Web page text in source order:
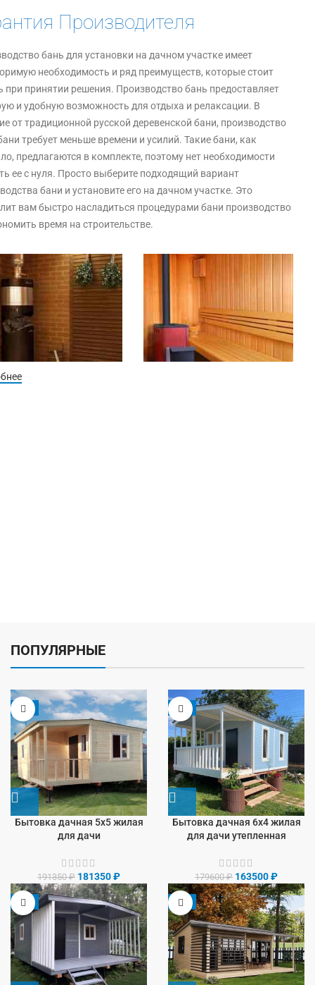
Производителя
бань для установки на дачном участке имеет
необходимость и ряд преимуществ, которые стоит
при принятии решения. Производство бань предоставляет
и удобную возможность для отдыха и релаксации. В
от традиционной русской деревенской бани, производство
требует меньше времени и усилий. Такие бани, как
предлагаются в комплекте, поэтому нет необходимости
ее с нуля. Просто выберите подходящий вариант
бани и установите его на дачном участке. Это
вам быстро насладиться процедурами бани производство
время на строительстве.
ПОПУЛЯРНЫЕ
-5%
Бытовка дачная 5х5 жилая
для дачи
191350₽ 181350₽
-9%
Бытовка дачная 6х4 жилая
для дачи утепленная
179600₽ 163500₽
-8% -9%